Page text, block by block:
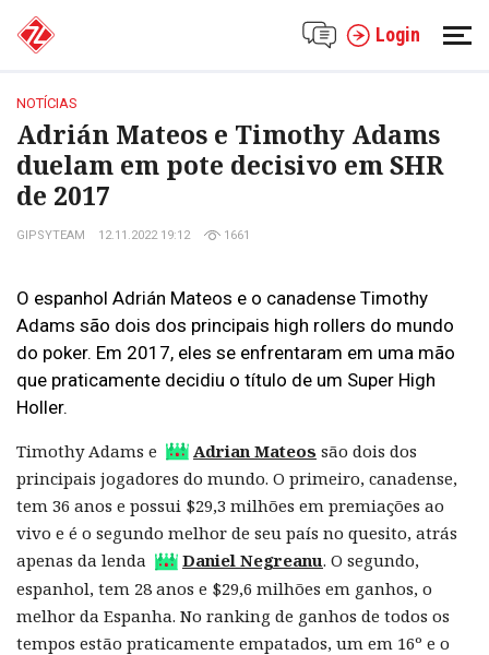
Login
NOTÍCIAS
Adrián Mateos e Timothy Adams
duelam em pote decisivo em SHR
de 2017
GIPSYTEAM 12.11.2022 19:12 1661
O espanhol Adrián Mateos e o canadense Timothy
Adams são dois dos principais high rollers do mundo
do poker. Em 2017, eles se enfrentaram em uma mão
que praticamente decidiu o título de um Super High
Holler.
Timothy Adams e
Adrian Mateos são dois dos
principais jogadores do mundo. O primeiro, canadense,
tem 36 anos e possui $29,3 milhões em premiações ao
vivo e é o segundo melhor de seu país no quesito, atrás
apenas da lenda
Daniel Negreanu. O segundo,
espanhol, tem 28 anos e $29,6 milhões em ganhos, o
melhor da Espanha. No ranking de ganhos de todos os
tempos estão praticamente empatados, um em 16º e o